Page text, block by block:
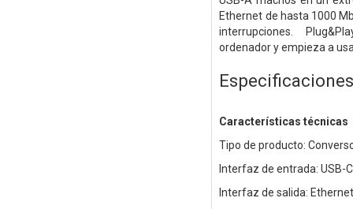
Ethernet de hasta 1000
interrupciones.
ordenador y empieza a
Características técnicas
Tipo de producto:
Interfaz de entrada: USB-
Interfaz de salida: